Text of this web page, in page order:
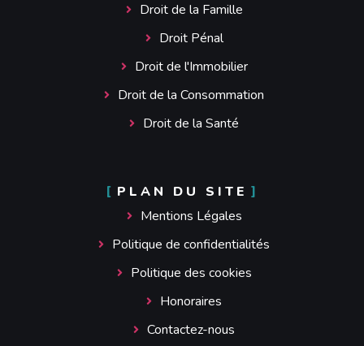
Droit de la Famille
Droit Pénal
Droit de l'Immobilier
Droit de la Consommation
Droit de la Santé
PLAN DU SITE
Mentions Légales
Politique de confidentialités
Politique des cookies
Honoraires
Contactez-nous